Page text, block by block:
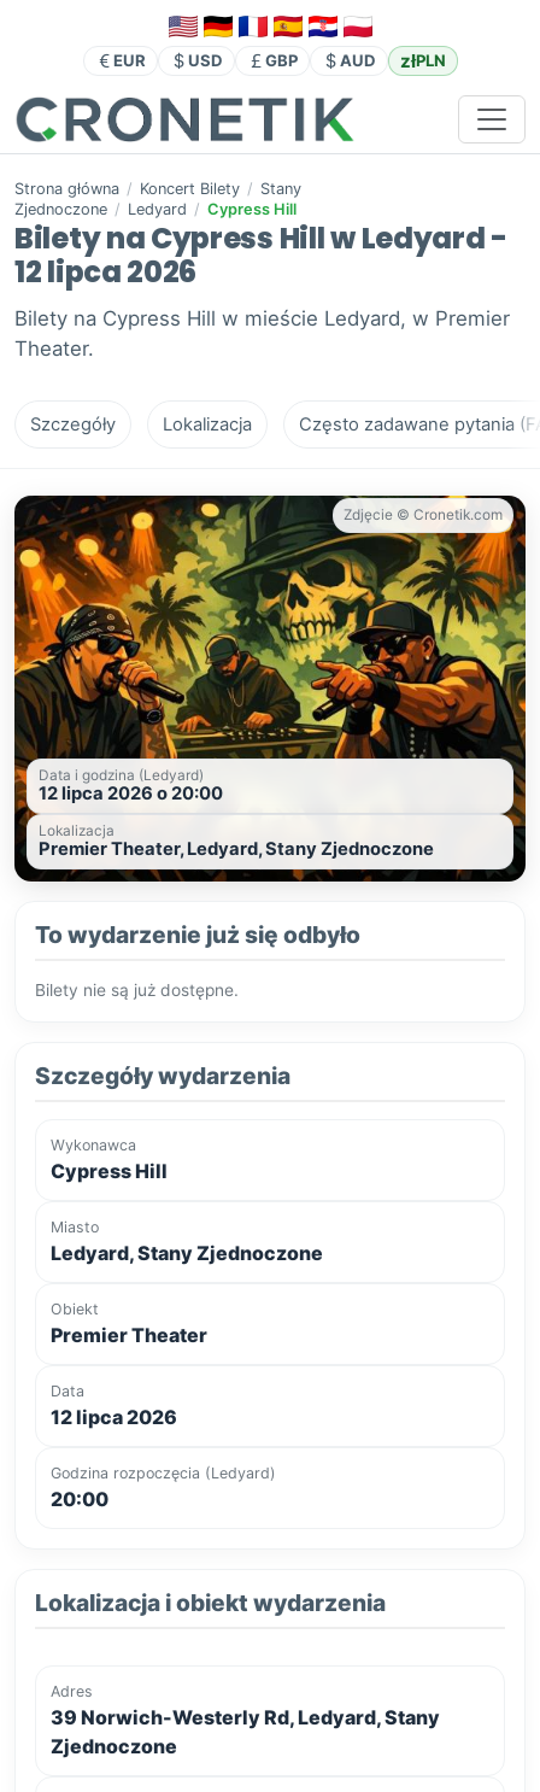
EUR USD GBP AUD złPLN
Strona główna / Koncert Bilety / Stany
Zjednoczone / Ledyard / Cypress Hill
Bilety na Cypress Hill w Ledyard -
12 lipca 2026
Bilety na Cypress Hill w mieście Ledyard, w Premier
Theater.
Szczegóły Lokalizacja Często zadawane pytania
Zdjęcie © Cronetik.com
Data i godzina (Ledyard)
12 lipca 2026 o 20:00
Lokalizacja
Premier Theater, Ledyard, Stany Zjednoczone
To wydarzenie już się odbyło
Bilety nie są już dostępne.
Szczegóły wydarzenia
Wykonawca
Cypress Hill
Miasto
Ledyard, Stany Zjednoczone
Obiekt
Premier Theater
Data
12 lipca 2026
Godzina rozpoczęcia (Ledyard)
20:00
Lokalizacja i obiekt wydarzenia
Adres
39 Norwich-Westerly Rd, Ledyard, Stany
Zjednoczone